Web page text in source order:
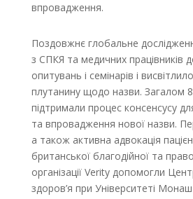
впровадження.
Поздовжнє глобальне
з СПКЯ та медичних працівників
опитувань і семінарів і
плутанину щодо назви. Загалом
підтримали процес консенсусу
та впровадження нової назви.
а також активна адвокація
британської благодійної та
організації Verity допомогли
здоров’я при Університеті